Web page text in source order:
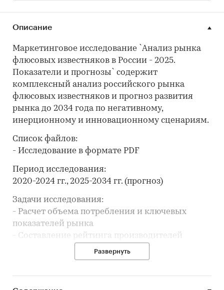
Описание
Маркетинговое исследование `Анализ рынка
флюсовых известняков в России - 2025.
Показатели и прогнозы` содержит
комплексный анализ российского рынка
флюсовых известняков и прогноз развития
рынка до 2034 года по негативному,
инерционному и инновационному сценариям.
Список файлов:
- Исследование в формате PDF
Период исследования:
2020-2024 гг., 2025-2034 гг. (прогноз)
Задачи исследования:
- Расчет объема потребления и ключевых
показателей рынка
- Составление рейтинга производителей
- Анализ импорта и экспорта
- Формирование прогноза развития рынка
В разделе `Ведущие производители`
Развернуть